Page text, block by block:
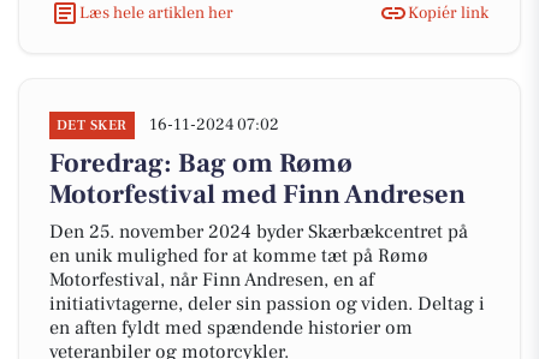
Læs hele artiklen her
Kopiér link
DET SKER 16-11-2024 07:02
Foredrag: Bag om Rømø
Motorfestival med Finn Andresen
Den 25. november 2024 byder Skærbækcentret på
en unik mulighed for at komme tæt på Rømø
Motorfestival, når Finn Andresen, en af
initiativtagerne, deler sin passion og viden. Deltag i
en aften fyldt med spændende historier om
veteranbiler og motorcykler.